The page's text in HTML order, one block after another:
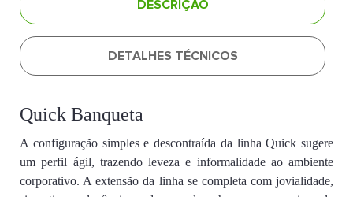
DESCRIÇÃO
DETALHES TÉCNICOS
Quick Banqueta
A configuração simples e descontraída da linha Quick sugere
um perfil ágil, trazendo leveza e informalidade ao ambiente
corporativo. A extensão da linha se completa com jovialidade,